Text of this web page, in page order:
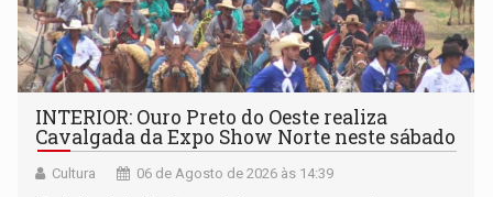
INTERIOR: Ouro Preto do Oeste realiza
Cavalgada da Expo Show Norte neste sábado
Cultura 06 de Agosto de 2026 às 14:39